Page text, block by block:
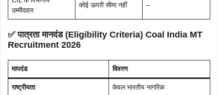
उम्मीदवार
कोई ऊपरी सीमा नहीं –
✅ पात्रता मानदंड (Eligibility Criteria) Coal India MT
Recruitment 2026
मापदंड विवरण
राष्ट्रीयता केवल भारतीय नागरिक